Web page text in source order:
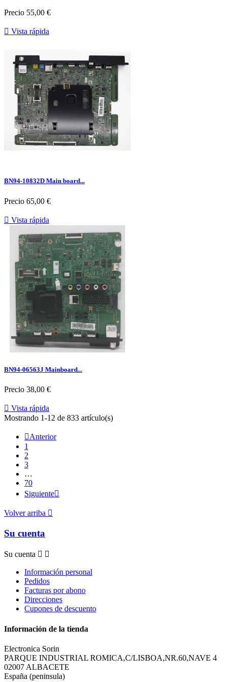
Precio 55,00 €
 Vista rápida
BN94-10832D Main board...
Precio 65,00 €
 Vista rápida
BN94-06563J Mainboard...
Precio 38,00 €
 Vista rápida
Mostrando 1-12 de 833 artículo(s)
Anterior
1
2
3
…
70
Siguiente
Volver arriba 
Su cuenta
Su cuenta  
Información personal
Pedidos
Facturas por abono
Direcciones
Cupones de descuento
Información de la tienda
Electronica Sorin
PARQUE INDUSTRIAL ROMICA,C/LISBOA,NR.60,NAVE 4
02007 ALBACETE
España (peninsula)